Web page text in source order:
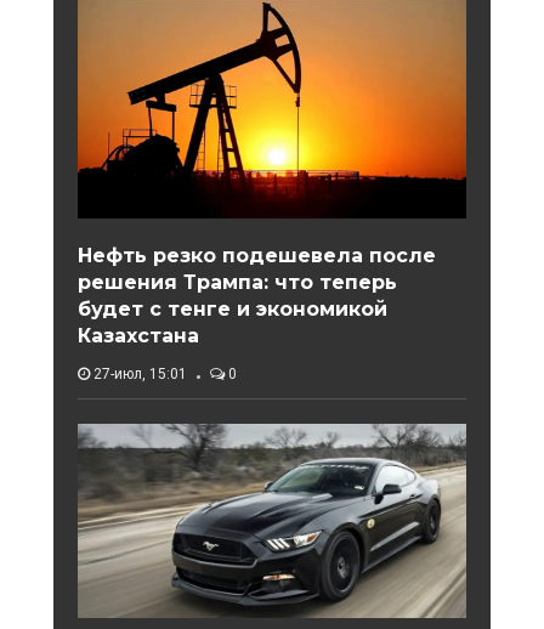
Нефть резко подешевела после
решения Трампа: что теперь
будет с тенге и экономикой
Казахстана
27-июл, 15:01 0